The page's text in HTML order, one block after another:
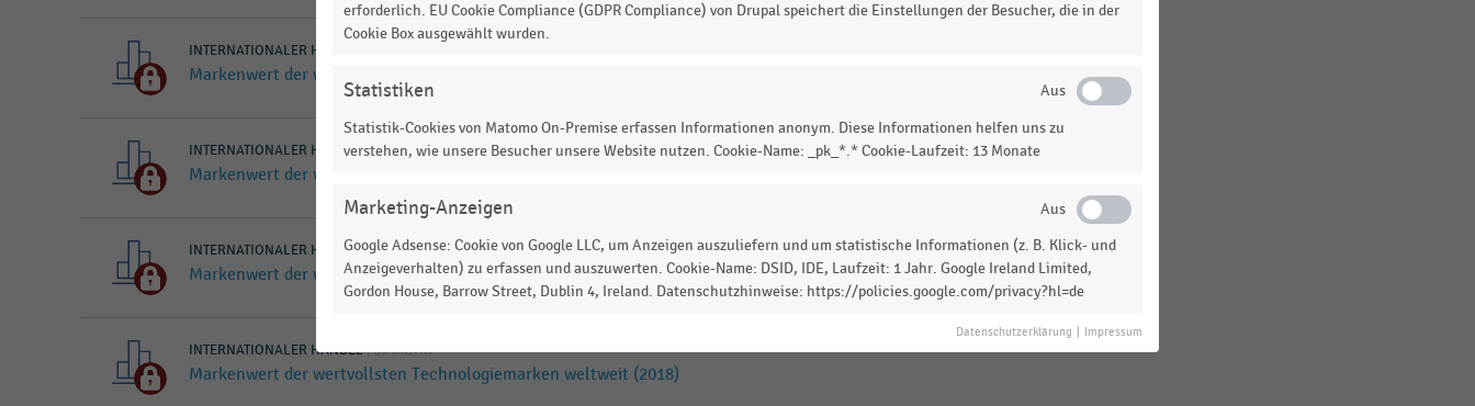
INTERNATIONALER HANDEL
Markenwert der wertvollsten Technologiemarken weltweit (2017)
INTERNATIONALER HANDEL|STATISTIK
Markenwert der wertvollsten Unternehmen Asiens (2020)
INTERNATIONALER HANDEL|STATISTIK
Markenwert der wertvollsten Technologiemarken weltweit (2019)
INTERNATIONALER HANDEL|STATISTIK
Markenwert der wertvollsten Technologiemarken weltweit (2018)
erforderlich. EU Cookie Compliance (GDPR Compliance) von Drupal speichert die Einstellungen der Besucher, die in der
Cookie Box ausgewählt wurden.
Statistiken
Statistik-Cookies von Matomo On-Premise erfassen Informationen anonym. Diese Informationen helfen uns zu
verstehen, wie unsere Besucher unsere Website nutzen. Cookie-Name: _pk_*.* Cookie-Laufzeit: 13 Monate
Marketing-Anzeigen
Google Adsense: Cookie von Google LLC, um Anzeigen auszuliefern und um statistische Informationen (z. B. Klick- und
Anzeigeverhalten) zu erfassen und auszuwerten. Cookie-Name: DSID, IDE, Laufzeit: 1 Jahr. Google Ireland Limited,
Gordon House, Barrow Street, Dublin 4, Ireland. Datenschutzhinweise: https://policies.google.com/privacy?hl=de
Datenschutzerklärung Impressum